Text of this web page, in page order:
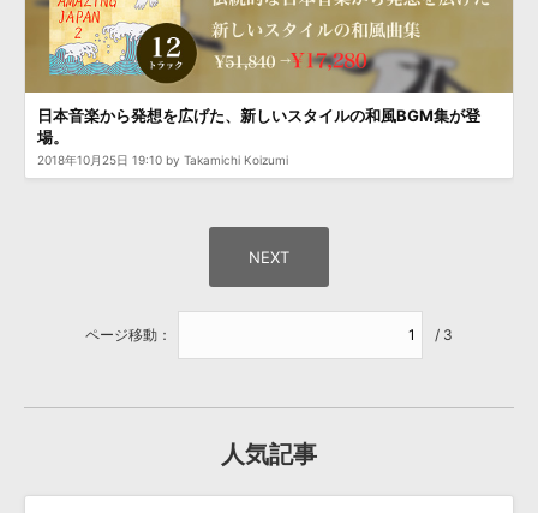
日本音楽から発想を広げた、新しいスタイルの和風BGM集が登
場。
2018年10月25日 19:10 by Takamichi Koizumi
ページ移動： / 3
人気記事